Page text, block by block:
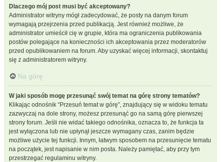
Dlaczego mój post musi być akceptowany?
Administrator witryny mógł zadecydować, że posty na danym forum
wymagają przejrzenia przed publikacją. Jest również możliwe, że
administrator umieścił cię w grupie, która ma ograniczenia publikowania
postów polegające na konieczności ich akceptowania przez moderatorów
przed opublikowaniem na forum. Aby uzyskać więcej informacji, skontaktuj
się z administratorem witryny.
Na górę
W jaki sposób mogę przesunąć swój temat na górę strony tematów?
Klikając odnośnik “Przesuń temat w górę”, znajdujący się w widoku tematu
zazwyczaj na dole strony, możesz przesunąć go na samą górę pierwszej
strony forum. Jeśli nie widać takiego odnośnika, oznacza to, że funkcja ta
jest wyłączona lub nie upłynął jeszcze wymagany czas, zanim będzie
możliwe użycie tej funkcji. Innym, łatwym sposobem na przesunięcie tematu
na początek, jest napisanie w nim posta. Należy pamiętać, aby przy tym
przestrzegać regulaminu witryny.